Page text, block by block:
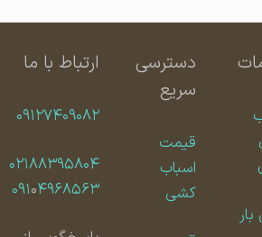
دسترسی
سریع
قیمت
اسباب
کشی
ارتباط با ما
۰۹۱۲۷۴۰۹۰۸۲
۰۲۱۸۸۳۹۵۸۰۴
۰۹۱۰۴۹۶۸۵۶۳